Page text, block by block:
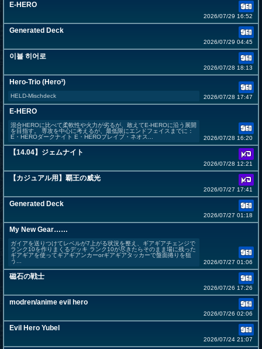
E-HERO
2026/07/29 16:52
Generated Deck
2026/07/29 04:45
이블 히어로
2026/07/28 18:13
Hero-Trio (Hero³)
HELD-Mischdeck 2026/07/28 17:47
E-HERO
混合HEROに比べて柔軟性や火力が劣るが、敢えてE-HEROに沿う展開
を目指す。 専攻を中心に考えるが、最低限にエンドフェイスまでに：
E・HEROダークナイト E・HEROブレイブ・ネオス...
2026/07/28 16:20
【14.04】ジェムナイト
2026/07/28 12:21
【カジュアル用】覇王の威光
2026/07/27 17:41
Generated Deck
2026/07/27 01:18
My New Gear……
ガイアを送りつけてレベルが7上がる状況を整え、ギアギアチェンジで
ランク10を作りまくるデッキ ランク10が尽きたらそのまま場に残った
ギアギアを使ってギアギアンカーorギアギアタッカーで盤面捲りを狙
う...
2026/07/27 01:06
磁石の戦士
2026/07/26 17:26
modren/anime evil hero
2026/07/26 02:06
Evil Hero Yubel
2026/07/24 21:07